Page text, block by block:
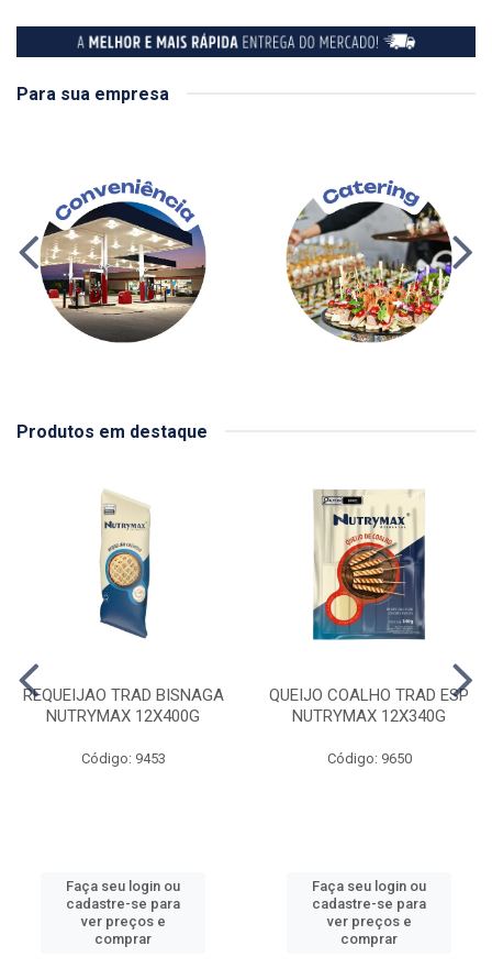
Para sua empresa
Produtos em destaque
REQUEIJAO TRAD BISNAGA
NUTRYMAX 12X400G
Código: 9453
Faça seu login ou
cadastre-se para
ver preços e
comprar
QUEIJO COALHO TRAD ESP
NUTRYMAX 12X340G
Código: 9650
Faça seu login ou
cadastre-se para
ver preços e
comprar